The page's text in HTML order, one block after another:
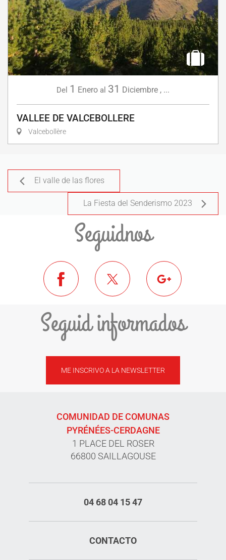
Del 1 Enero al 31 Diciembre , ...
VALLEE DE VALCEBOLLERE
Valcebollère
El valle de las flores
La Fiesta del Senderismo 2023
Seguidnos
Seguid informados
ME INSCRIVO A LA NEWSLETTER
COMUNIDAD DE COMUNAS
PYRÉNÉES-CERDAGNE
1 PLACE DEL ROSER
66800 SAILLAGOUSE
04 68 04 15 47
CONTACTO